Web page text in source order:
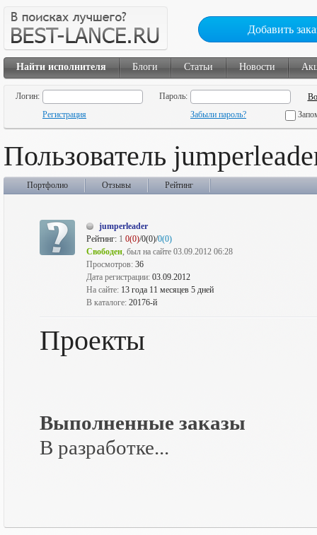
Добавить
Найти исполнителя Блоги Статьи Новости
Логин:
Пароль:
Регистрация
Забыли пароль?
Пользователь
Портфолио Отзывы Рейтинг
jumperleader
Рейтинг: 1 0(0)/0(0)/0(0)
Свободен, был на сайте 03.09.2012 06:28
Просмотров: 36
Дата регистрации: 03.09.2012
На сайте: 13 года 11 месяцев 5 дней
В каталоге: 20176-й
Проекты
Выполненные заказы
В разработке...